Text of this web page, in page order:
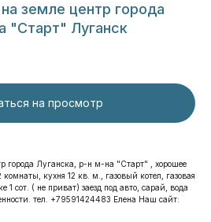
земле центр города
"Старт" Луганск
на просмотр
города Луганска, р-н м-на "Старт" , хорошее
кухня 12 кв. м., газовый котел, газовая
1 сот. ( не приват) заезд под авто, сарай, вода
тел. +79591424483 Елена Наш сайт: